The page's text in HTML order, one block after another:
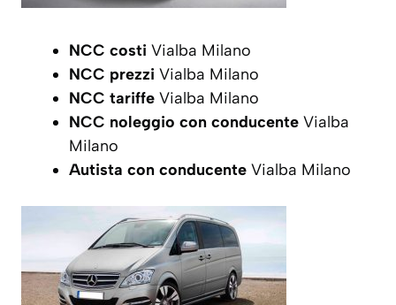
NCC costi Vialba Milano
NCC prezzi Vialba Milano
NCC tariffe Vialba Milano
NCC noleggio con conducente Vialba
Milano
Autista con conducente Vialba Milano